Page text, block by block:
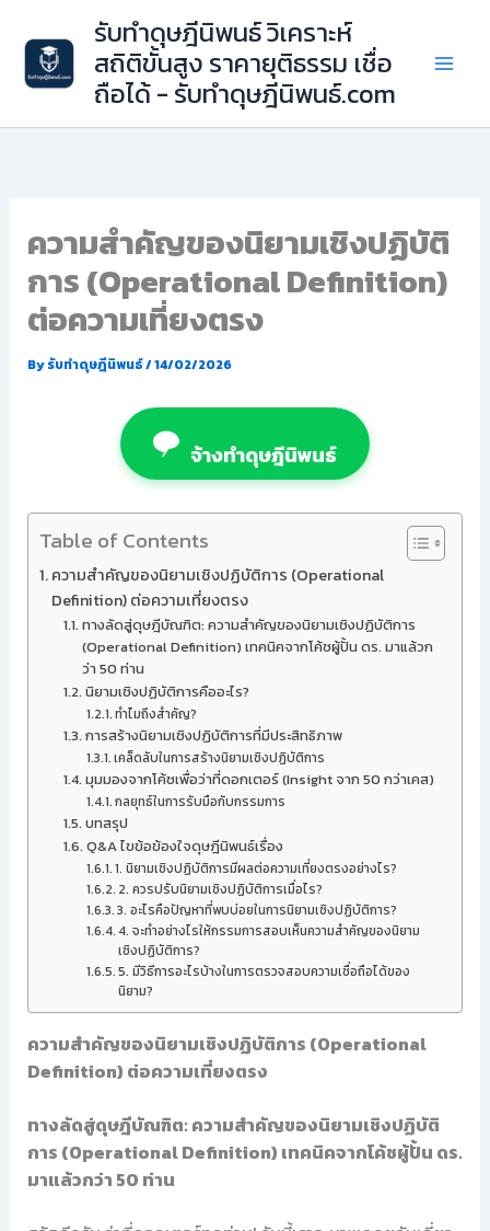
content
รับทำดุษฎีนิพนธ์ วิเคราะห์
สถิติขั้นสูง ราคายุติธรรม เชื่อ
ถือได้ - รับทำดุษฎีนิพนธ์.com
ความสำคัญของนิยามเชิงปฏิบัติ
การ (Operational Definition)
ต่อความเที่ยงตรง
Byรับทำดุษฎีนิพนธ์/14/02/2026
จ้างทำดุษฎีนิพนธ์
Table of Contents
ความสำคัญของนิยามเชิงปฏิบัติการ (Operational
Definition) ต่อความเที่ยงตรง
ทางลัดสู่ดุษฎีบัณฑิต: ความสำคัญของนิยามเชิงปฏิบัติการ
(Operational Definition) เทคนิคจากโค้ชผู้ปั้น ดร. มาแล้วก
ว่า 50 ท่าน
นิยามเชิงปฏิบัติการคืออะไร?
ทำไมถึงสำคัญ?
การสร้างนิยามเชิงปฏิบัติการที่มีประสิทธิภาพ
เคล็ดลับในการสร้างนิยามเชิงปฏิบัติการ
มุมมองจากโค้ชเพื่อว่าที่ดอกเตอร์ (Insight จาก 50 กว่าเคส)
กลยุทธ์ในการรับมือกับกรรมการ
บทสรุป
Q&A ไขข้อข้องใจดุษฎีนิพนธ์เรื่อง
1. นิยามเชิงปฏิบัติการมีผลต่อความเที่ยงตรงอย่างไร?
2. ควรปรับนิยามเชิงปฏิบัติการเมื่อไร?
3. อะไรคือปัญหาที่พบบ่อยในการนิยามเชิงปฏิบัติการ?
4. จะทำอย่างไรให้กรรมการสอบเห็นความสำคัญของนิยาม
เชิงปฏิบัติการ?
5. มีวิธีการอะไรบ้างในการตรวจสอบความเชื่อถือได้ของ
นิยาม?
ความสำคัญของนิยามเชิงปฏิบัติการ (Operational
Definition) ต่อความเที่ยงตรง
ทางลัดสู่ดุษฎีบัณฑิต: ความสำคัญของนิยามเชิงปฏิบัติ
การ (Operational Definition) เทคนิคจากโค้ชผู้ปั้น ดร.
มาแล้วกว่า 50 ท่าน